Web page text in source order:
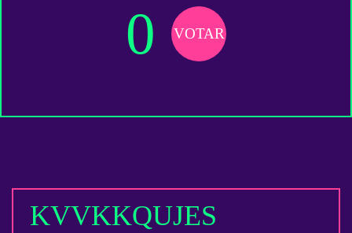
0 VOTAR
KVVKKQUJES